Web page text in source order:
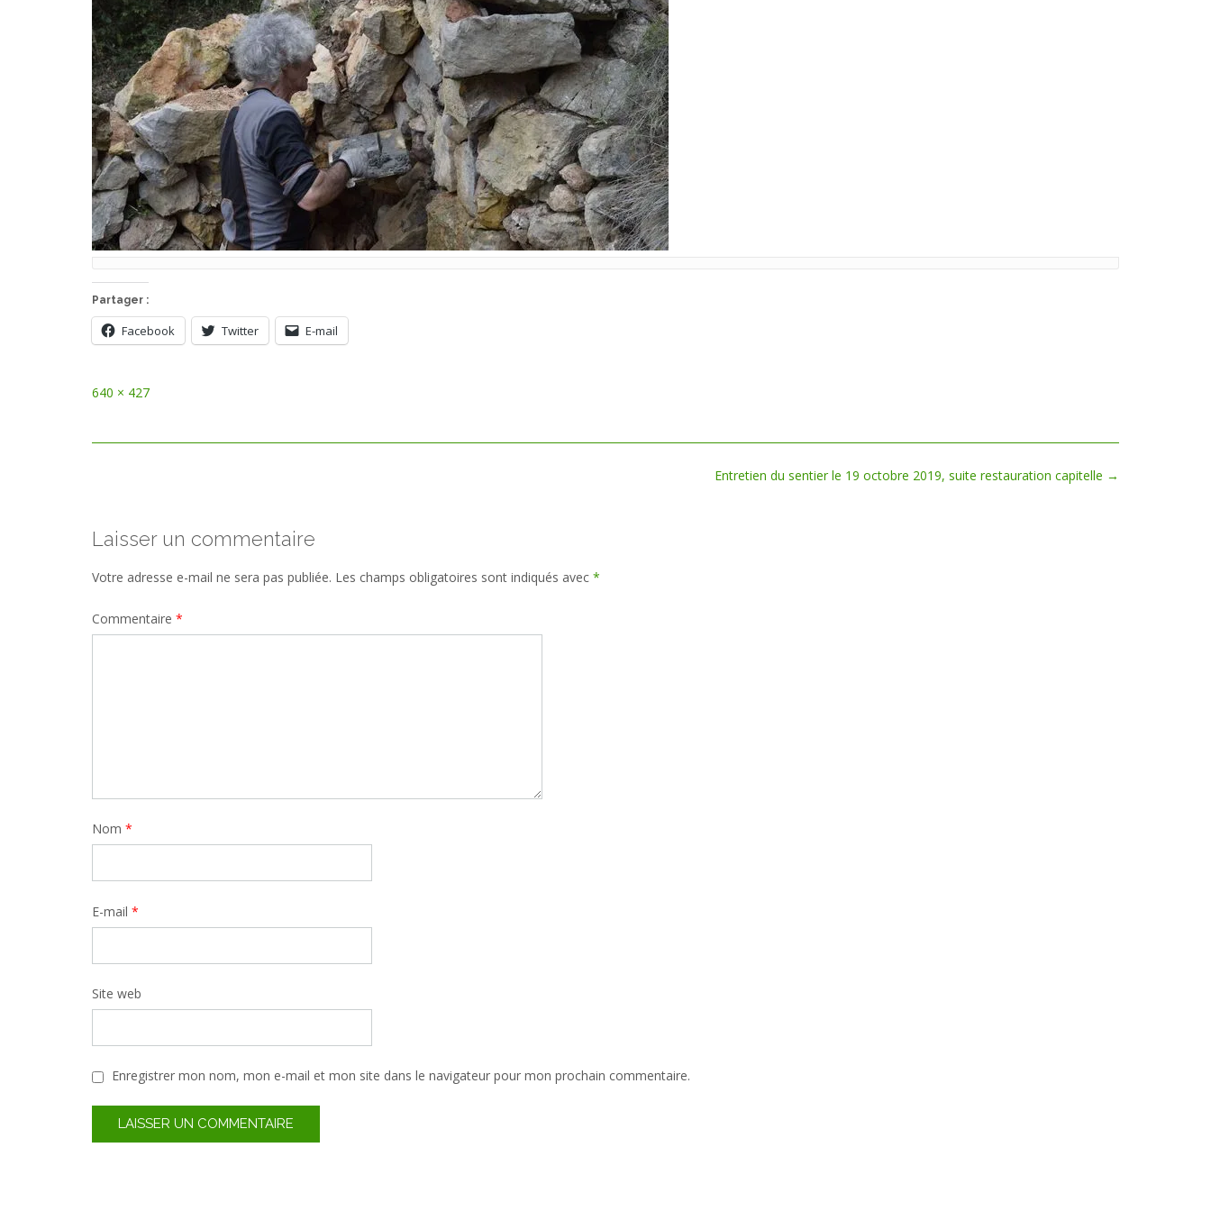
Partager :
Facebook Twitter E-mail
Full
640 × 427
Entretien du sentier le 19 octobre 2019, suite restauration capitelle →
Laisser un commentaire
Votre adresse e-mail ne sera pas publiée. Les champs obligatoires sont indiqués avec *
Commentaire *
Nom *
E-mail *
Site web
Enregistrer mon nom, mon e-mail et mon site dans le navigateur pour mon prochain commentaire.